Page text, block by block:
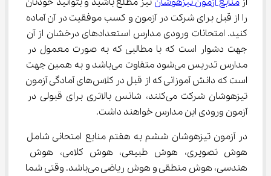
را از قبل برای شرکت در آزمون و کسب موفقیت در آن آماده
کنید. امتحانات ورودی مدارس استعدادهای درخشان از آن
جهت دشوار است که با مطالبی که به صورت معمول در
مدارس تدریس می‌شود متفاوت می‌باشد و به همین جهت
است که دانش آموزانی که از قبل در کلاس‌های آمادگی آزمون
تیزهوشان شرکت می‌کنند، شانس بالاتری برای قبولی در
آزمون ورودی این مدارس خواهند داشت.
در آزمون تیزهوشان ششم به هفتم منابع امتحانی شامل
هوش تصویری، هوش طبیعی، هوش کلامی، هوش
هندسی، هوش منطقی و هوش ریاضی می‌باشد. وقتی شما